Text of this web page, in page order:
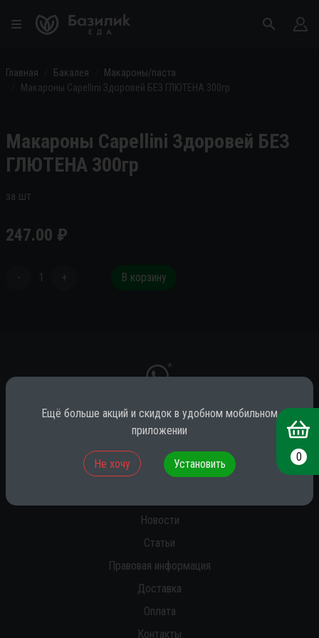
Главная Бакалея
Макароны/паста
Макароны Capellini Здоровей БЕЗ ГЛЮТЕНА 300гр
Макароны Capellini Здоровей БЕЗ
ГЛЮТЕНА 300гр
за шт
247.00 ₽
- 1 + В корзину
*
* принадлежит компании Meta (признана экстремистской на территории
Новости
Статьи
Правовая информация
Доставка
Оплата
Контакты
0
Ещё больше акций и скидок в удобном мобильном
приложении
Не хочу Установить